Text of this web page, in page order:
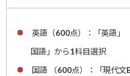
英語（600点）：「英語」
国語」から1科目選択
国語 （600点）：「現代文